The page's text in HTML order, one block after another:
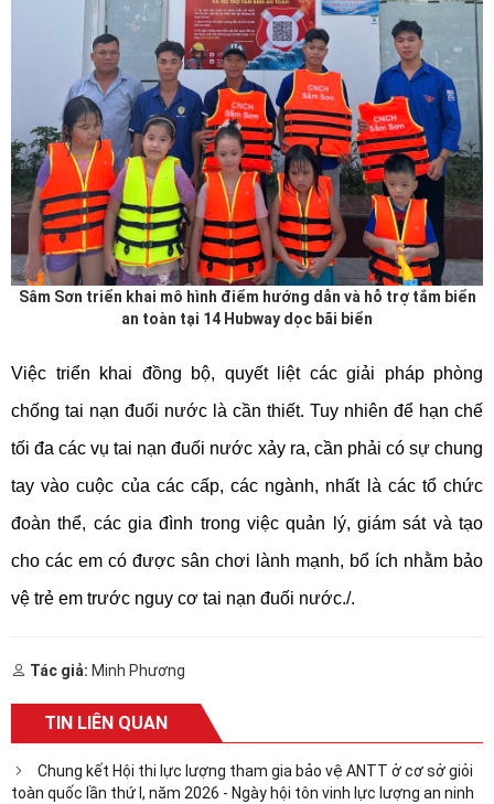
Sâm Sơn triển khai mô hình điểm hướng dẫn và hỗ trợ tắm biển
an toàn tại 14 Hubway dọc bãi biển
Việc triển khai đồng bộ, quyết liệt các giải pháp phòng
chống tai nạn đuối nước là cần thiết. Tuy nhiên để hạn chế
tối đa các vụ tai nạn đuối nước xảy ra, cần phải có sự chung
tay vào cuộc của các cấp, các ngành, nhất là các tổ chức
đoàn thể, các gia đình trong việc quản lý, giám sát và tạo
cho các em có được sân chơi lành mạnh, bổ ích nhằm bảo
vệ trẻ em trước nguy cơ tai nạn đuối nước./.
Tác giả: Minh Phương
TIN LIÊN QUAN
Chung kết Hội thi lực lượng tham gia bảo vệ ANTT ở cơ sở giỏi
toàn quốc lần thứ I, năm 2026 - Ngày hội tôn vinh lực lượng an ninh